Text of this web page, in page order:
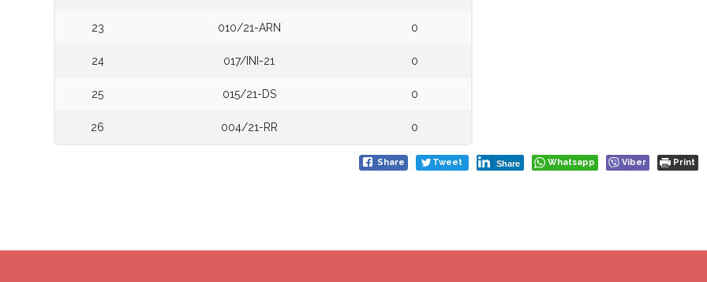
23 010/21-ARN 0
24 017/INI-21 0
25 015/21-DS 0
26 004/21-RR 0
Share Tweet Share Whatsapp Viber Print